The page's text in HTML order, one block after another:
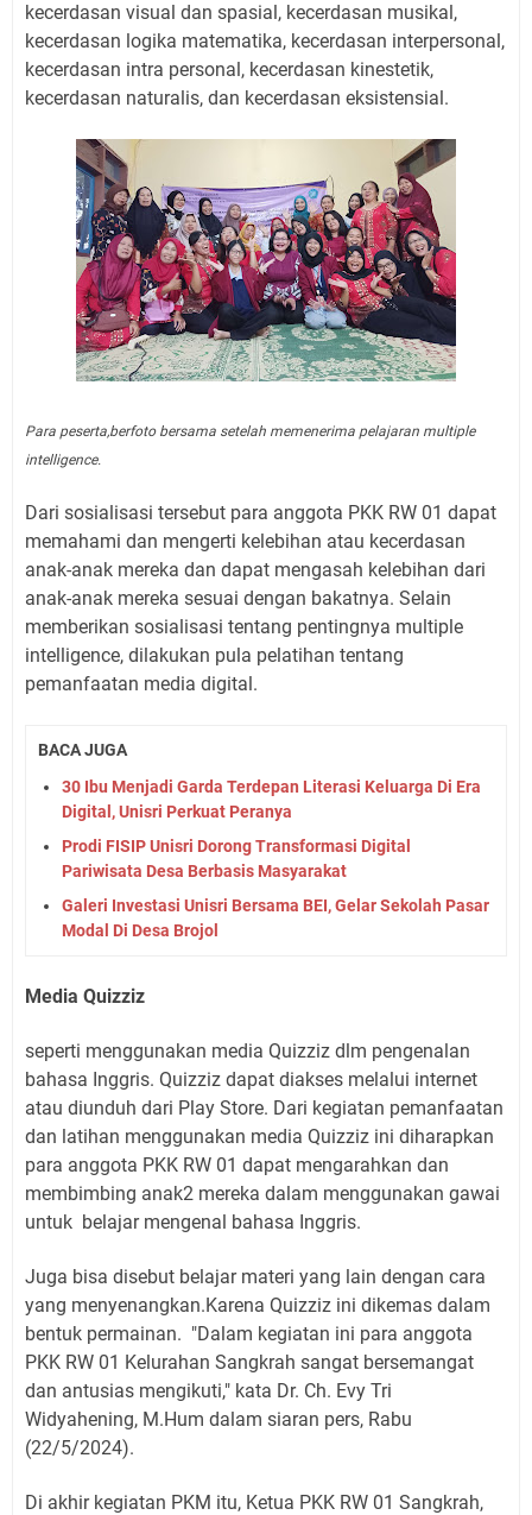
kecerdasan visual dan spasial, kecerdasan musikal,
kecerdasan logika matematika, kecerdasan interpersonal,
kecerdasan intra personal, kecerdasan kinestetik,
kecerdasan naturalis, dan kecerdasan eksistensial.
Para peserta,berfoto bersama setelah memenerima pelajaran multiple
intelligence.
Dari sosialisasi tersebut para anggota PKK RW 01 dapat
memahami dan mengerti kelebihan atau kecerdasan
anak-anak mereka dan dapat mengasah kelebihan dari
anak-anak mereka sesuai dengan bakatnya. Selain
memberikan sosialisasi tentang pentingnya multiple
intelligence, dilakukan pula pelatihan tentang
pemanfaatan media digital.
BACA JUGA
30 Ibu Menjadi Garda Terdepan Literasi Keluarga Di Era
Digital, Unisri Perkuat Peranya
Prodi FISIP Unisri Dorong Transformasi Digital
Pariwisata Desa Berbasis Masyarakat
Galeri Investasi Unisri Bersama BEI, Gelar Sekolah Pasar
Modal Di Desa Brojol
Media Quizziz
seperti menggunakan media Quizziz dlm pengenalan
bahasa Inggris. Quizziz dapat diakses melalui internet
atau diunduh dari Play Store. Dari kegiatan pemanfaatan
dan latihan menggunakan media Quizziz ini diharapkan
para anggota PKK RW 01 dapat mengarahkan dan
membimbing anak2 mereka dalam menggunakan gawai
untuk belajar mengenal bahasa Inggris.
Juga bisa disebut belajar materi yang lain dengan cara
yang menyenangkan.Karena Quizziz ini dikemas dalam
bentuk permainan. "Dalam kegiatan ini para anggota
PKK RW 01 Kelurahan Sangkrah sangat bersemangat
dan antusias mengikuti," kata Dr. Ch. Evy Tri
Widyahening, M.Hum dalam siaran pers, Rabu
(22/5/2024).
Di akhir kegiatan PKM itu, Ketua PKK RW 01 Sangkrah,